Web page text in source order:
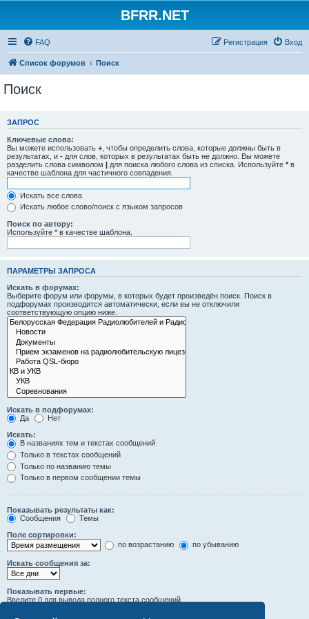
BFRR.NET
FAQ Вход
Регистрация
Список форумов Поиск
Поиск
ЗАПРОС
Ключевые слова:
Вы можете использовать + , чтобы определить слова, которые должны быть в
результатах, и - для слов, которых в результатах быть не должно. Вы можете
разделить слова символом | для поиска любого слова из списка. Используйте * в
качестве шаблона для частичного совпадения.
Искать все слова
Искать любое слово/поиск с языком запросов
Поиск по автору:
Используйте * в качестве шаблона.
ПАРАМЕТРЫ ЗАПРОСА
Искать в форумах:
Выберите форум или форумы, в которых будет произведён поиск. Поиск в
подфорумах производится автоматически, если вы не отключили
соответствующую опцию ниже.
Искать в подфорумах:
Да
Нет
Искать:
В названиях тем и текстах сообщений
Только в текстах сообщений
Только по названию темы
Только в первом сообщении темы
Показывать результаты как:
Сообщения
Темы
Поле сортировки:
по возрастанию
по убыванию
Искать сообщения за:
Показывать первые:
Введите 0 для вывода полного текста сообщений.